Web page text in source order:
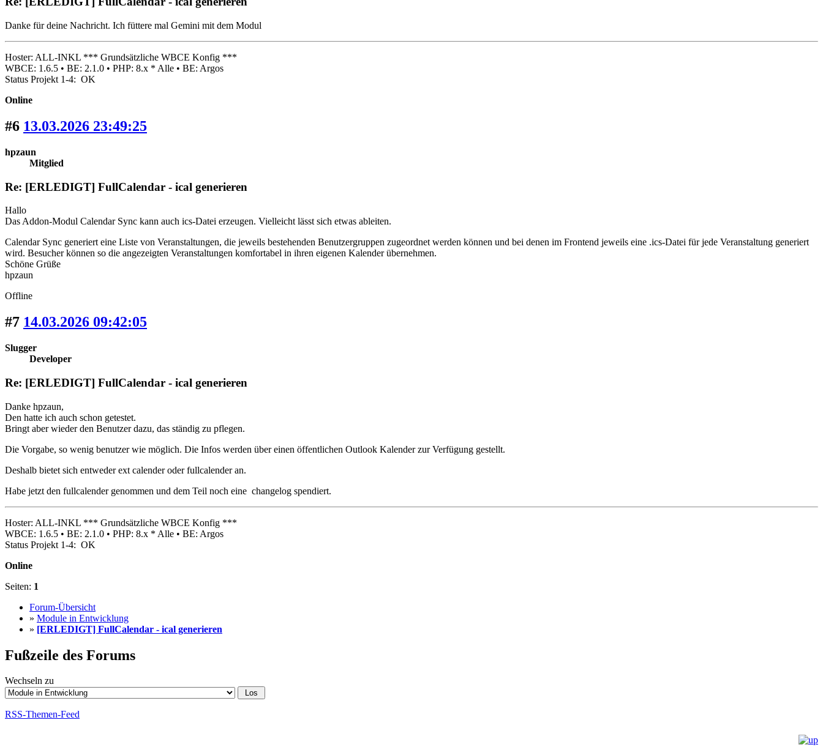
Danke für deine Nachricht. Ich füttere mal Gemini mit dem Modul
Hoster: ALL-INKL *** Grundsätzliche WBCE Konfig ***
WBCE: 1.6.5 • BE: 2.1.0 • PHP: 8.x * Alle • BE: Argos
Status Projekt 1-4: OK
Online
#6 13.03.2026 23:49:25
hpzaun
Mitglied
Re: [ERLEDIGT] FullCalendar - ical generieren
Hallo
Das Addon-Modul Calendar Sync kann auch ics-Datei erzeugen. Vielleicht lässt sich etwas ableiten.
Calendar Sync generiert eine Liste von Veranstaltungen, die jeweils bestehenden Benutzergruppen zugeordnet werden können und bei denen im Frontend jeweils eine .ics-Datei für jede Veranstaltung generiert
wird. Besucher können so die angezeigten Veranstaltungen komfortabel in ihren eigenen Kalender übernehmen.
Schöne Grüße
hpzaun
Offline
#7 14.03.2026 09:42:05
Slugger
Developer
Re: [ERLEDIGT] FullCalendar - ical generieren
Danke hpzaun,
Den hatte ich auch schon getestet.
Bringt aber wieder den Benutzer dazu, das ständig zu pflegen.
Die Vorgabe, so wenig benutzer wie möglich. Die Infos werden über einen öffentlichen Outlook Kalender zur Verfügung gestellt.
Deshalb bietet sich entweder ext calender oder fullcalender an.
Habe jetzt den fullcalender genommen und dem Teil noch eine changelog spendiert.
Hoster: ALL-INKL *** Grundsätzliche WBCE Konfig ***
WBCE: 1.6.5 • BE: 2.1.0 • PHP: 8.x * Alle • BE: Argos
Status Projekt 1-4: OK
Online
Seiten: 1
Forum-Übersicht
» Module in Entwicklung
» [ERLEDIGT] FullCalendar - ical generieren
Fußzeile des Forums
Wechseln zu
RSS-Themen-Feed